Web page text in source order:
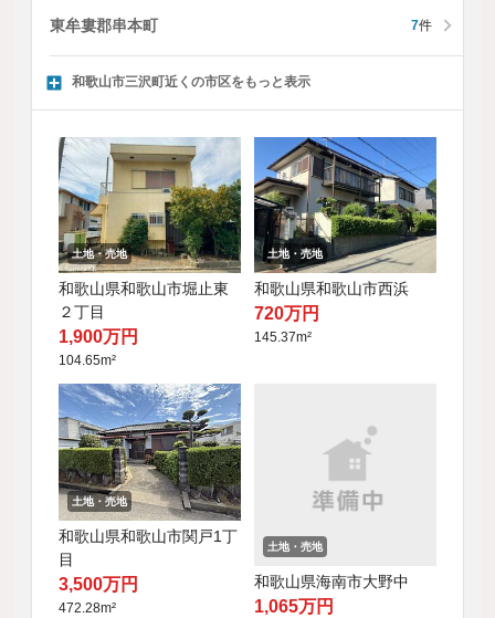
東牟婁郡串本町 7件
和歌山市三沢町近くの市区をもっと表示
土地・売地
和歌山県和歌山市堀止東
２丁目
1,900万円
104.65m²
土地・売地
和歌山県和歌山市西浜
720万円
145.37m²
土地・売地
和歌山県和歌山市関戸1丁
目
3,500万円
472.28m²
土地・売地
和歌山県海南市大野中
1,065万円